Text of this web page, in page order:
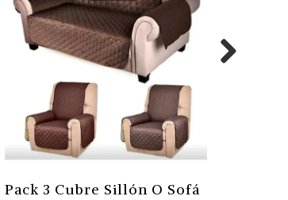
Pack 3 Cubre Sillón O Sofá